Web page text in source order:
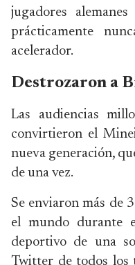
jugadores
prácticamente
acelerador.
Destrozaron a
Las audiencias
convirtieron el
nueva generación,
de una vez.
Se enviaron más de
el mundo durante
deportivo de una
Twitter de todos los